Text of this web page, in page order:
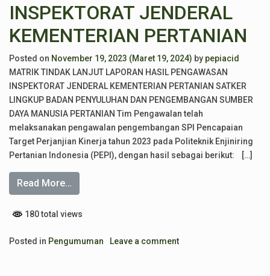
INSPEKTORAT JENDERAL
KEMENTERIAN PERTANIAN
Posted on November 19, 2023 (Maret 19, 2024) by pepiacid
MATRIK TINDAK LANJUT LAPORAN HASIL PENGAWASAN
INSPEKTORAT JENDERAL KEMENTERIAN PERTANIAN SATKER
LINGKUP BADAN PENYULUHAN DAN PENGEMBANGAN SUMBER
DAYA MANUSIA PERTANIAN Tim Pengawalan telah
melaksanakan pengawalan pengembangan SPI Pencapaian
Target Perjanjian Kinerja tahun 2023 pada Politeknik Enjiniring
Pertanian Indonesia (PEPI), dengan hasil sebagai berikut: […]
Read More…
180 total views
Posted in Pengumuman Leave a comment